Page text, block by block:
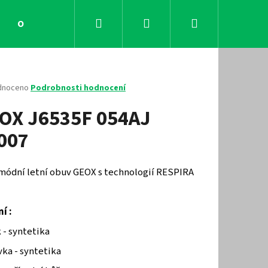
Obchodní podmínky KontaktyPřihlášení
Podrobnosti hodnocení
J6535F 054AJ
letní obuv GEOX s technologií RESPIRA
:
- syntetika
- syntetika